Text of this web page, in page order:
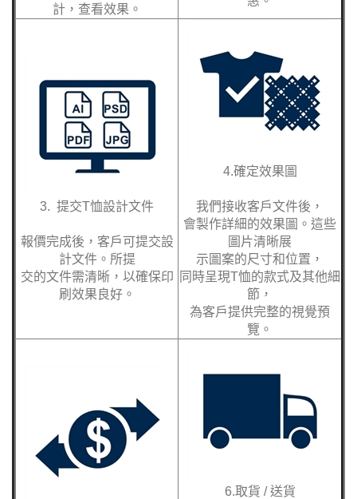
計，查看效果。
3. 提交T恤設計文件
報價完成後，客戶可提交設
計文件。所提
交的文件需清晰，以確保印
刷效果良好。
4.確定效果圖
我們接收客戶文件後，
會製作詳細的效果圖。這些
圖片清晰展
示圖案的尺寸和位置，
同時呈現T恤的款式及其他細
節，
為客戶提供完整的視覺預
覽。
6.取貨 / 送貨